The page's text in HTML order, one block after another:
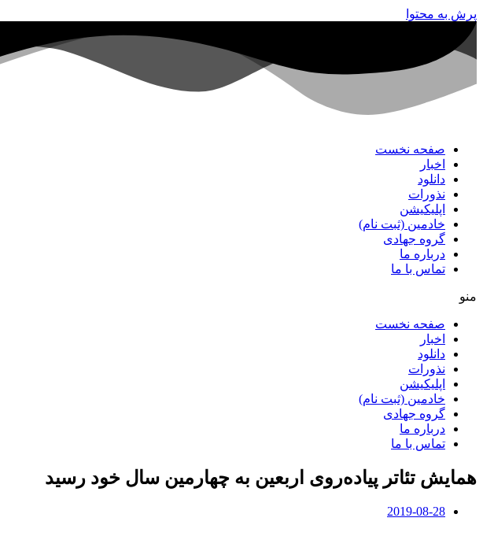
پرش به محتوا
صفحه نخست
اخبار
دانلود
نذورات
اپلیکیشن
خادمین (ثبت نام)
گروه جهادی
درباره ما
تماس با ما
منو
صفحه نخست
اخبار
دانلود
نذورات
اپلیکیشن
خادمین (ثبت نام)
گروه جهادی
درباره ما
تماس با ما
همایش تئاتر پیاده‌روی اربعین به چهارمین سال خود رسید
2019-08-28